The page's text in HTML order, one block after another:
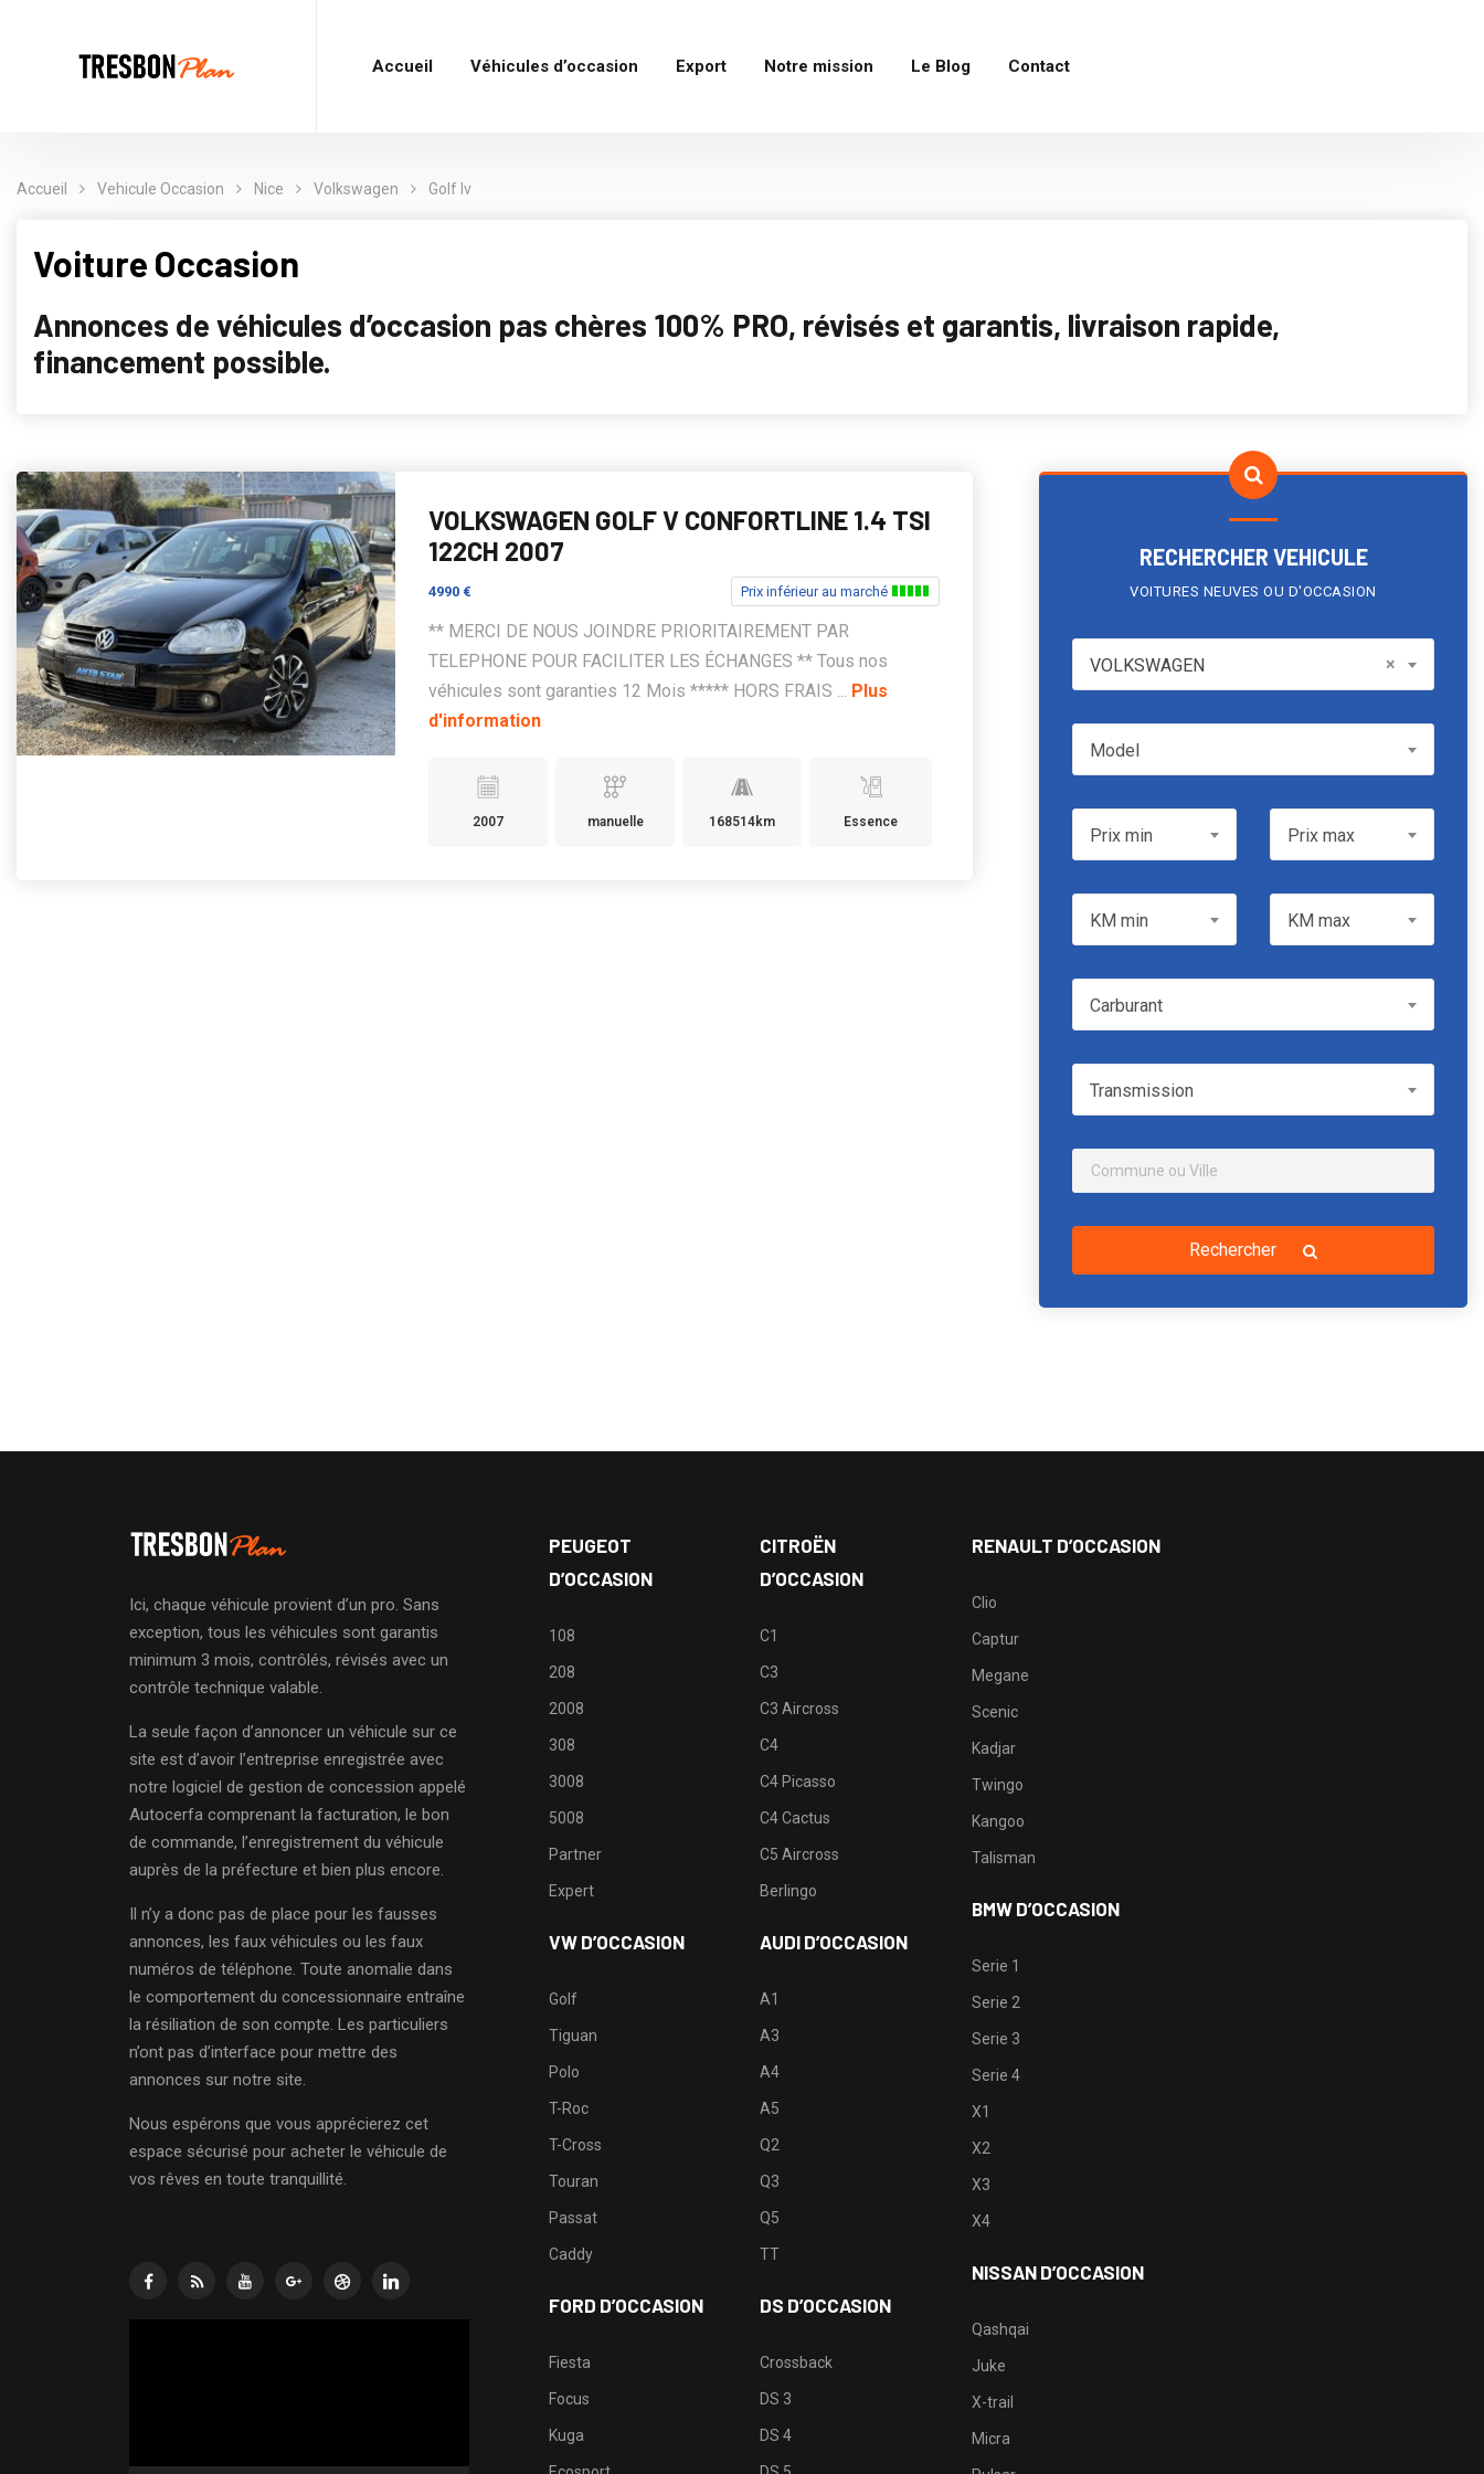
Accueil Véhicules d’occasion Export Notre mission Le Blog Contact
Accueil Vehicule Occasion Nice Volkswagen Golf Iv
Voiture Occasion
Annonces de véhicules d’occasion pas chères 100% PRO, révisés et garantis, livraison rapide,
financement possible.
VOLKSWAGEN GOLF V CONFORTLINE 1.4 TSI
122CH 2007
4990 € Prix inférieur au marché
** MERCI DE NOUS JOINDRE PRIORITAIREMENT PAR
TELEPHONE POUR FACILITER LES ÉCHANGES ** Tous nos
véhicules sont garanties 12 Mois ***** HORS FRAIS ... Plus
d'information
2007 manuelle 168514km Essence
RECHERCHER VEHICULE
VOITURES NEUVES OU D'OCCASION
VOLKSWAGEN ×
VOLKSWAGEN
ModelModel
Prix minPrix min Prix maxPrix max
KM min KM max
CarburantCarburant
TransmissionTransmission
Rechercher
Ici, chaque véhicule provient d’un pro. Sans
exception, tous les véhicules sont garantis
minimum 3 mois, contrôlés, révisés avec un
contrôle technique valable.
La seule façon d’annoncer un véhicule sur ce
site est d’avoir l’entreprise enregistrée avec
notre logiciel de gestion de concession appelé
Autocerfa comprenant la facturation, le bon
de commande, l’enregistrement du véhicule
auprès de la préfecture et bien plus encore.
Il n’y a donc pas de place pour les fausses
annonces, les faux véhicules ou les faux
numéros de téléphone. Toute anomalie dans
le comportement du concessionnaire entraîne
la résiliation de son compte. Les particuliers
n’ont pas d’interface pour mettre des
annonces sur notre site.
Nous espérons que vous apprécierez cet
espace sécurisé pour acheter le véhicule de
vos rêves en toute tranquillité.
PEUGEOT
D’OCCASION
108
208
2008
308
3008
5008
Partner
Expert
VW D’OCCASION
Golf
Tiguan
Polo
T-Roc
T-Cross
Touran
Passat
Caddy
FORD D’OCCASION
Fiesta
Focus
Kuga
CITROËN
D’OCCASION
C1
C3
C3 Aircross
C4
C4 Picasso
C4 Cactus
C5 Aircross
Berlingo
AUDI D’OCCASION
A1
A3
A4
A5
Q2
Q3
Q5
TT
DS D’OCCASION
Crossback
DS 3
DS 4
RENAULT D’OCCASION
Clio
Captur
Megane
Scenic
Kadjar
Twingo
Kangoo
Talisman
BMW D’OCCASION
Serie 1
Serie 2
Serie 3
Serie 4
X1
X2
X3
X4
NISSAN D’OCCASION
Qashqai
Juke
X-trail
Micra